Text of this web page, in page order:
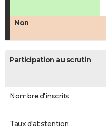
Non
Participation au scrutin
Nombre d'inscrits
Taux d'abstention